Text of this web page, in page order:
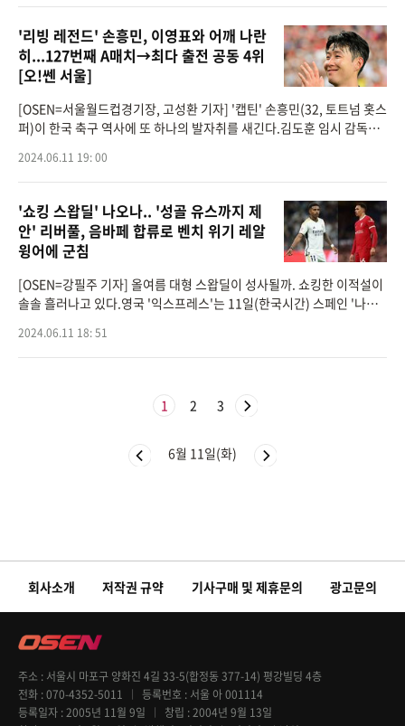
'리빙 레전드' 손흥민, 이영표와 어깨 나란
히...127번째 A매치→최다 출전 공동 4위
[오!쎈 서울]
[OSEN=서울월드컵경기장, 고성환 기자] '캡틴' 손흥민(32, 토트넘 홋스
퍼)이 한국 축구 역사에 또 하나의 발자취를 새긴다.김도훈 임시 감독이
열리는 2026 국제축
2024.06.11 19: 00
'쇼킹 스왑딜' 나오나.. '성골 유스까지 제
안' 리버풀, 음바페 합류로 벤치 위기 레알
윙어에 군침
[OSEN=강필주 기자] 올여름 대형 스왑딜이 성사될까. 쇼킹한 이적설이
솔솔 흘러나고 있다.영국 '익스프레스'는 11일(한국시간) 스페인 '나시
아스날이 발빠르
2024.06.11 18: 51
1 2 3
6월 11일(화)
회사소개 저작권 규약 기사구매 및 제휴문의 광고문의
주소
서울시 마포구 양화진 4길 33-5(합정동 377-14) 평강빌딩 4층
전화 070-4352-5011 등록번호
서울 아 001114
등록일자 2005년 11월 9일 창립 2004년 9월 13일